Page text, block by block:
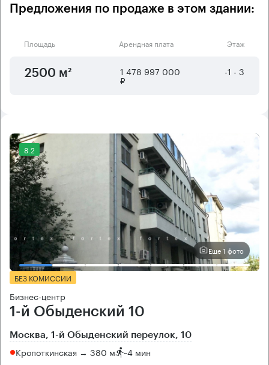
Предложения по продаже в этом здании:
Площадь Арендная плата Этаж
2500 м² 1 478 997 000
₽
-1 - 3
8.2
Еще 1 фото
БЕЗ КОМИССИИ
Бизнес-центр
1-й Обыденский 10
Москва, 1-й Обыденский переулок, 10
Кропоткинская → 380 м ~4 мин